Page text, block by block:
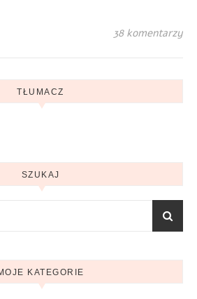
38 komentarzy
TŁUMACZ
SZUKAJ
KATEGORIE